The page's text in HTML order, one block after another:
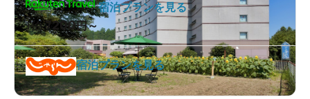
1泊7200円～
宿泊プランを見る
宿泊プランを見る